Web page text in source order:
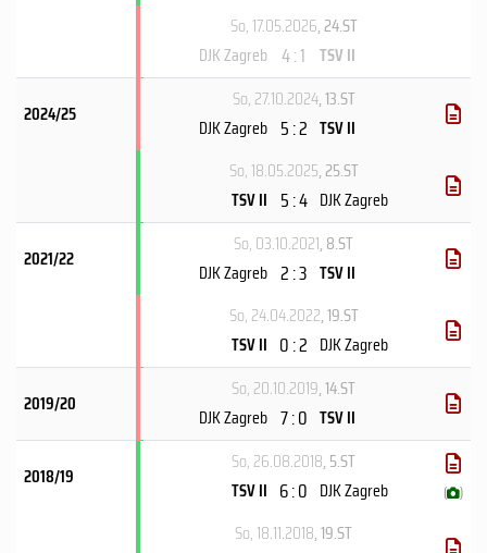
So, 17.05.2026, 24.ST
DJK Zagreb 4 : 1 TSV II
2024/25
So, 27.10.2024, 13.ST
DJK Zagreb 5 : 2 TSV II
So, 18.05.2025, 25.ST
TSV II 5 : 4 DJK Zagreb
2021/22
So, 03.10.2021, 8.ST
DJK Zagreb 2 : 3 TSV II
So, 24.04.2022, 19.ST
TSV II 0 : 2 DJK Zagreb
2019/20
So, 20.10.2019, 14.ST
DJK Zagreb 7 : 0 TSV II
2018/19
So, 26.08.2018, 5.ST
TSV II 6 : 0 DJK Zagreb ( )
So, 18.11.2018, 19.ST